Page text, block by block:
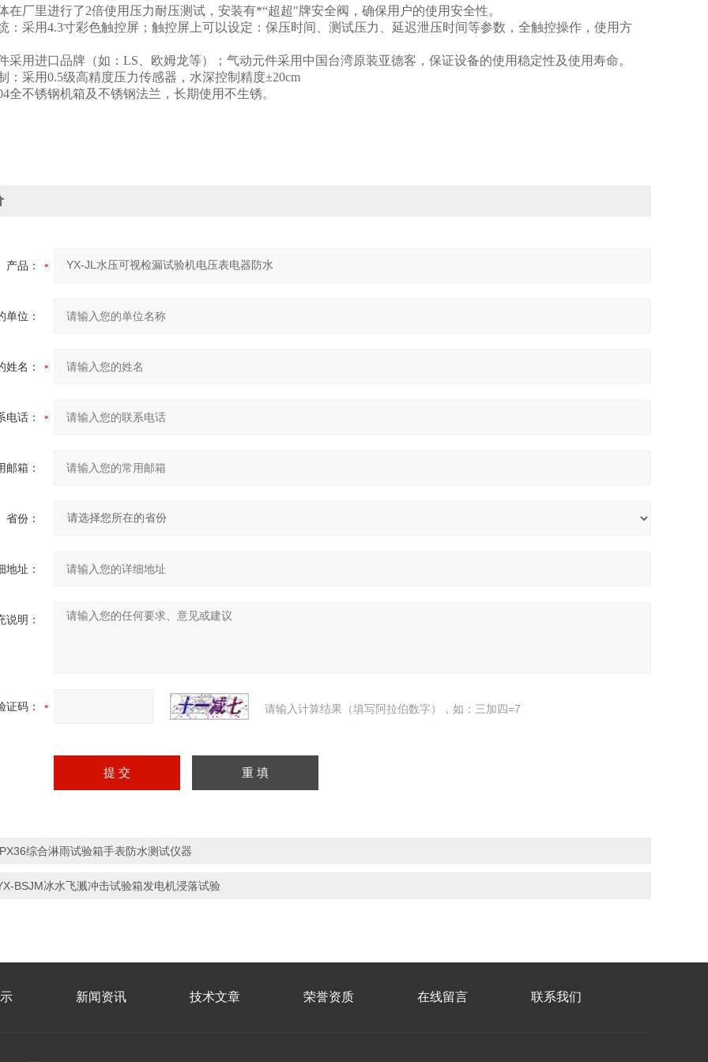
在厂里进行了2倍使用压力耐压测试，安装有*“超超"牌安全阀，确保用户的使用安全性。
：采用4.3寸彩色触控屏；触控屏上可以设定：保压时间、测试压力、延迟泄压时间等参数，全触控操作，使用方
采用进口品牌（如： LS 、欧姆龙等）；气动元件采用中国台湾原装亚德客，保证设备的使用稳定性及使用寿命。
：采用0.5级高精度压力传感器，水深控制精度±20cm
全不锈钢机箱及不锈钢法兰，长期使用不生锈。
产品：
单位：
姓名：
电话：
邮箱：
省份：
地址：
说明：
证码： 请输入计算结果（填写阿拉伯数字），如：三加四=7
综合淋雨试验箱手表防水测试仪器
BSJM冰水飞溅冲击试验箱发电机浸落试验
新闻资讯 技术文章 荣誉资质 在线留言 联系我们